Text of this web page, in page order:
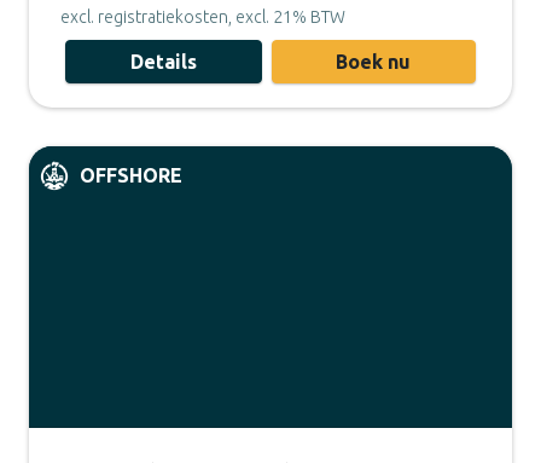
excl. registratiekosten, excl. 21% BTW
Details Boek nu
OFFSHORE